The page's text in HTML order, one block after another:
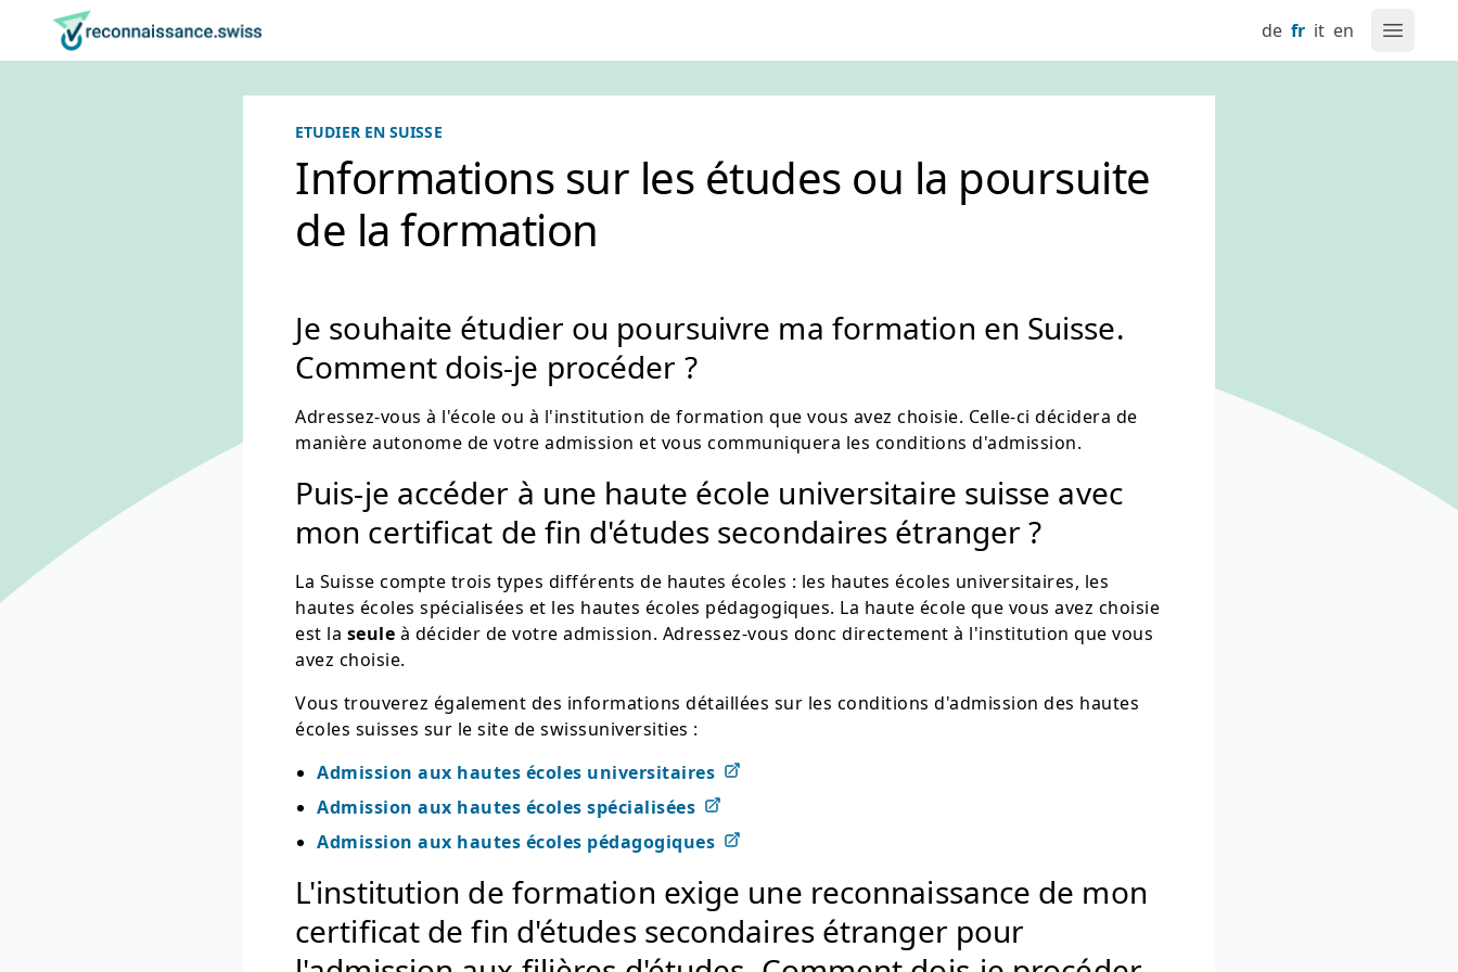
Naviguez sur reconnaissance.swiss
Aller au contenu
Réglage de la langue
Navigation principale
Retour à la page d'accueil de fr it en Ouvrir
ETUDIER EN SUISSE
Informations sur les études ou la poursuite
de la formation
Je souhaite étudier ou poursuivre ma formation en Suisse.
Comment dois-je procéder ?
Adressez-vous à l'école ou à l'institution de formation que vous avez choisie. Celle-ci décidera de
manière autonome de votre admission et vous communiquera les conditions d'admission.
Puis-je accéder à une haute école universitaire suisse avec
mon certificat de fin d'études secondaires étranger ?
La Suisse compte trois types différents de hautes écoles : les hautes écoles universitaires, les
hautes écoles spécialisées et les hautes écoles pédagogiques. La haute école que vous avez choisie
est la seule à décider de votre admission. Adressez-vous donc directement à l'institution que vous
avez choisie.
Vous trouverez également des informations détaillées sur les conditions d'admission des hautes
écoles suisses sur le site de swissuniversities :
Admission aux hautes écoles universitaires
Admission aux hautes écoles spécialisées
Admission aux hautes écoles pédagogiques
L'institution de formation exige une reconnaissance de mon
certificat de fin d'études secondaires étranger pour